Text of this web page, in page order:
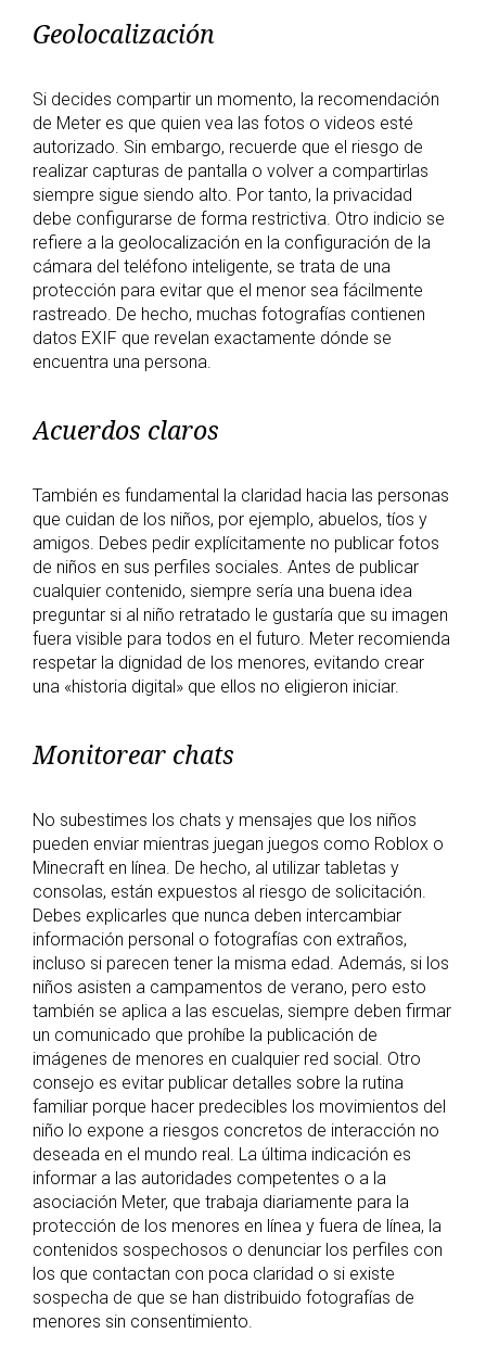
Geolocalización
Si decides compartir un momento, la recomendación
de Meter es que quien vea las fotos o videos esté
autorizado. Sin embargo, recuerde que el riesgo de
realizar capturas de pantalla o volver a compartirlas
siempre sigue siendo alto. Por tanto, la privacidad
debe configurarse de forma restrictiva. Otro indicio se
refiere a la geolocalización en la configuración de la
cámara del teléfono inteligente, se trata de una
protección para evitar que el menor sea fácilmente
rastreado. De hecho, muchas fotografías contienen
datos EXIF ​​que revelan exactamente dónde se
encuentra una persona.
Acuerdos claros
También es fundamental la claridad hacia las personas
que cuidan de los niños, por ejemplo, abuelos, tíos y
amigos. Debes pedir explícitamente no publicar fotos
de niños en sus perfiles sociales. Antes de publicar
cualquier contenido, siempre sería una buena idea
preguntar si al niño retratado le gustaría que su imagen
fuera visible para todos en el futuro. Meter recomienda
respetar la dignidad de los menores, evitando crear
una «historia digital» que ellos no eligieron iniciar.
Monitorear chats
No subestimes los chats y mensajes que los niños
pueden enviar mientras juegan juegos como Roblox o
Minecraft en línea. De hecho, al utilizar tabletas y
consolas, están expuestos al riesgo de solicitación.
Debes explicarles que nunca deben intercambiar
información personal o fotografías con extraños,
incluso si parecen tener la misma edad. Además, si los
niños asisten a campamentos de verano, pero esto
también se aplica a las escuelas, siempre deben firmar
un comunicado que prohíbe la publicación de
imágenes de menores en cualquier red social. Otro
consejo es evitar publicar detalles sobre la rutina
familiar porque hacer predecibles los movimientos del
niño lo expone a riesgos concretos de interacción no
deseada en el mundo real. La última indicación es
informar a las autoridades competentes o a la
asociación Meter, que trabaja diariamente para la
protección de los menores en línea y fuera de línea, la
contenidos sospechosos o denunciar los perfiles con
los que contactan con poca claridad o si existe
sospecha de que se han distribuido fotografías de
menores sin consentimiento.